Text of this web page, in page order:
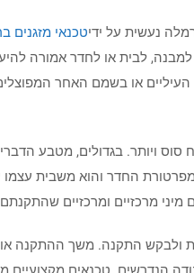
נעשית על ידיטכנאי מזגנים
למבנה, לבית או לחדר אמורה
העיליים או בשמם האחר
קטן יש צורך במזגן של כ 1 כוח סוס בעוד שבחדרים גדולים יש צורך בגדולים יותר
החדר והוא משבית
מרכזיים ומרכזיים
ולבקש התקנה. משך ההתקנה